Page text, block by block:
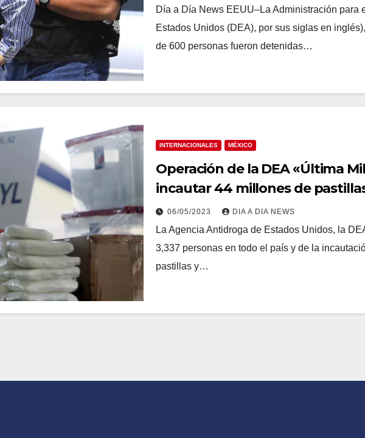
Día a Día News EEUU–La Administración para
Estados Unidos (DEA), por sus siglas en
de 600 personas fueron detenidas…
INTERNACIONALES MÉXICO
Operación de la DEA «Última
incautar 44 millones de pastillas
de 3 mil sospechosos detenidos
06/05/2023 DIA A DIA NEWS
La Agencia Antidroga de Estados Unidos, la
3,337 personas en todo el país y de la
pastillas y…